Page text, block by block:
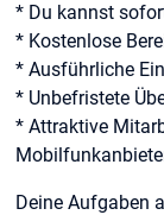
* Du kannst
* Kostenlose
* Ausführliche
* Unbefristete
* Attraktive
Deine Aufgaben